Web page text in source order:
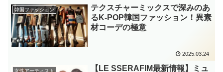
韓国ファッション
テクスチャーミックスで深みのあ
るK-POP韓国ファッション！異素
材コーデの極意
2025.03.24
女性アーティスト
【LE SSERAFIM最新情報】ミュ